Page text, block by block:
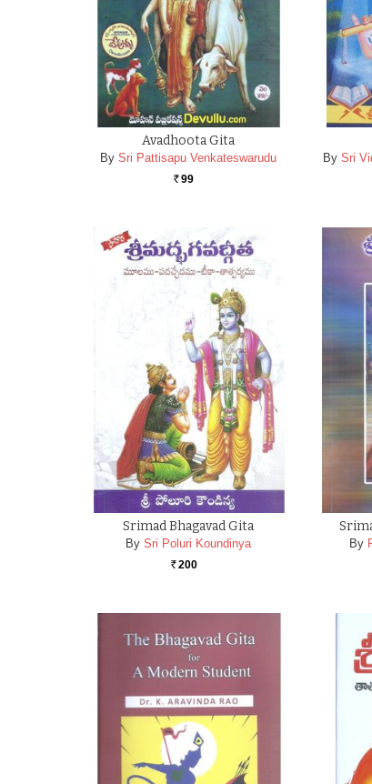
Avadhoota Gita
By Sri Pattisapu Venkateswarudu
Rs. 99
By Sri
Srimad Bhagavad Gita
By Sri Poluri Koundinya
Rs. 200
By